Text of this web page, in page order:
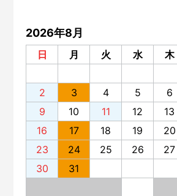
2026年8月
日 月 火 水 木
2
3 4 5 6
9
10 11 12 13
16
17 18 19 20
23
24 25 26 27
30
31